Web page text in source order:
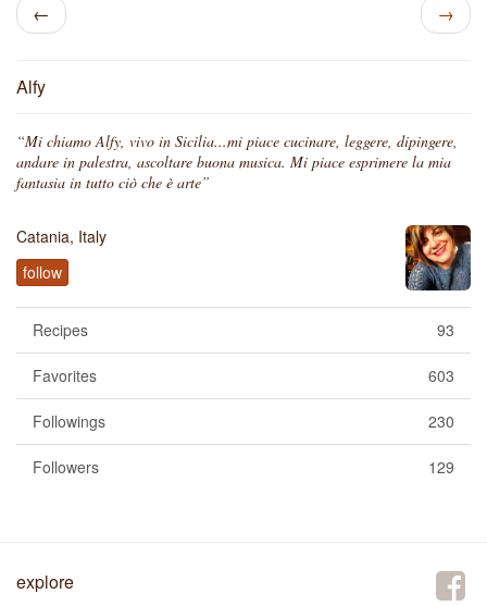
← →
Alfy
“Mi chiamo Alfy, vivo in Sicilia...mi piace cucinare, leggere, dipingere,
andare in palestra, ascoltare buona musica. Mi piace esprimere la mia
fantasia in tutto ciò che è arte”
Catania, Italy
follow
93
Recipes
603
Favorites
230
Followings
129
Followers
explore